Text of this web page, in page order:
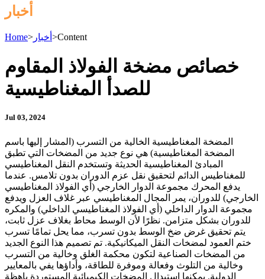
أخبار
Home> أخبار >Content
خصائص مضخة الفولاذ المقاوم
للصدأ المغناطيسية
Jul 03, 2024
المضخة المغناطيسية الخالية من التسرب (المشار إليها باسم
المضخة المغناطيسية) هي نوع جديد من المضخات التي تطبق
المبادئ المغناطيسية الحديثة وتستخدم النقل المغناطيسي
للمغناطيس الدائم لتحقيق نقل عزم الدوران بدون تلامس. عندما
يدفع المحرك مجموعة الدوار الخارجي (أي الفولاذ المغناطيسي
الخارجي) للدوران، يمر المجال المغناطيسي عبر غلاف العزل ويدفع
مجموعة الدوار الداخلي (أي الفولاذ المغناطيسي الداخلي) والمكره
للدوران بشكل متزامن. نظرًا لأن الوسط محاط بغلاف عزل ثابت،
يتم تحقيق غرض ضخ الوسط بدون تسرب، مما يحل تمامًا تسرب
ختم العمود لمضخات النقل الميكانيكية. تم تصميم هذا النوع الجديد
من المضخات الصناعية لتكون محكمة الغلق وخالية من التسرب
وخالية من التلوث وفعالة وموفرة للطاقة، وأداؤها يفي بالمعايير
الدولية. يمكنها استبدال المضخات الكيميائية المستوردة باهظة